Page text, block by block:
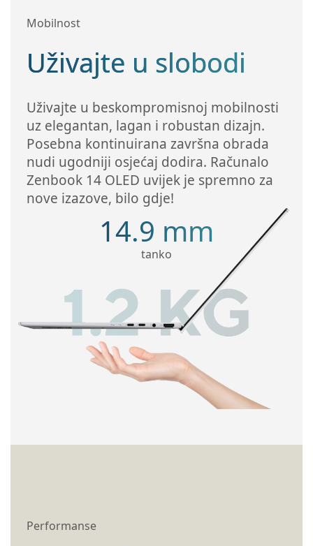
Mobilnost
Uživajte u slobodi
Uživajte u beskompromisnoj mobilnosti
uz elegantan, lagan i robustan dizajn.
Posebna kontinuirana završna obrada
nudi ugodniji osjećaj dodira. Računalo
Zenbook 14 OLED uvijek je spremno za
nove izazove, bilo gdje!
14.9 mm
tanko
Performanse